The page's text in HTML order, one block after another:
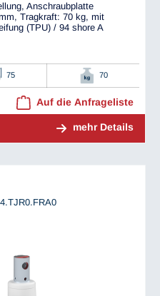
Anschraubplatte
Tragkraft: 70 kg, mit
(TPU) / 94 shore A
75 70
Auf die Anfrageliste
mehr Details